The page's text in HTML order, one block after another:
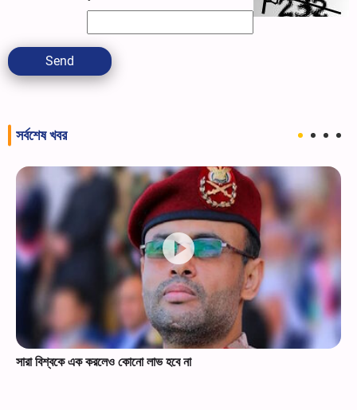
Send
সর্বশেষ খবর
সারা বিশ্বকে এক করলেও কোনো লাভ হবে না